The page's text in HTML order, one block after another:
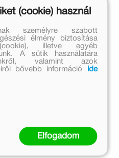
közlekedik
Eredeti ár:
2 499 Ft
Kedvezményes ár:
cikkek
(cookie) használ
személyre szabott
élmény biztosítása
illetve egyéb
A sütik használatára
valamint azok
bővebb információ
ide
Elfogadom